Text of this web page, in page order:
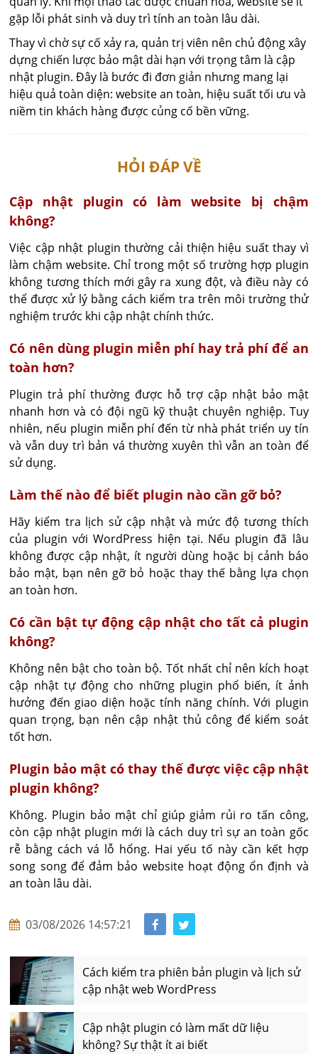
gặp lỗi phát sinh và duy trì tính an toàn lâu dài.
Thay vì chờ sự cố xảy ra, quản trị viên nên chủ động xây
dựng chiến lược bảo mật dài hạn với trọng tâm là cập
nhật plugin. Đây là bước đi đơn giản nhưng mang lại
hiệu quả toàn diện: website an toàn, hiệu suất tối ưu và
niềm tin khách hàng được củng cố bền vững.
HỎI ĐÁP VỀ
Cập nhật plugin có làm website bị chậm
không?
Việc cập nhật plugin thường cải thiện hiệu suất thay vì
làm chậm website. Chỉ trong một số trường hợp plugin
không tương thích mới gây ra xung đột, và điều này có
thể được xử lý bằng cách kiểm tra trên môi trường thử
nghiệm trước khi cập nhật chính thức.
Có nên dùng plugin miễn phí hay trả phí để an
toàn hơn?
Plugin trả phí thường được hỗ trợ cập nhật bảo mật
nhanh hơn và có đội ngũ kỹ thuật chuyên nghiệp. Tuy
nhiên, nếu plugin miễn phí đến từ nhà phát triển uy tín
và vẫn duy trì bản vá thường xuyên thì vẫn an toàn để
sử dụng.
Làm thế nào để biết plugin nào cần gỡ bỏ?
Hãy kiểm tra lịch sử cập nhật và mức độ tương thích
của plugin với WordPress hiện tại. Nếu plugin đã lâu
không được cập nhật, ít người dùng hoặc bị cảnh báo
bảo mật, bạn nên gỡ bỏ hoặc thay thế bằng lựa chọn
an toàn hơn.
Có cần bật tự động cập nhật cho tất cả plugin
không?
Không nên bật cho toàn bộ. Tốt nhất chỉ nên kích hoạt
cập nhật tự động cho những plugin phổ biến, ít ảnh
hưởng đến giao diện hoặc tính năng chính. Với plugin
quan trọng, bạn nên cập nhật thủ công để kiểm soát
tốt hơn.
Plugin bảo mật có thay thế được việc cập nhật
plugin không?
Không. Plugin bảo mật chỉ giúp giảm rủi ro tấn công,
còn cập nhật plugin mới là cách duy trì sự an toàn gốc
rễ bằng cách vá lỗ hổng. Hai yếu tố này cần kết hợp
song song để đảm bảo website hoạt động ổn định và
an toàn lâu dài.
03/08/2026 14:57:21
Cách kiểm tra phiên bản plugin và lịch sử
cập nhật web WordPress
Cập nhật plugin có làm mất dữ liệu
không? Sự thật ít ai biết